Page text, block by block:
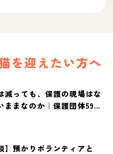
を迎えたい方へ
減っても、保護の現場はな
ままなのか｜保護団体59団
調査【保護犬・保護猫白書
】預かりボランティアと